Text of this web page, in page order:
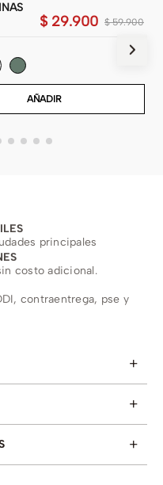
$ 59.900
$ 29.900
AÑADIR
principales
costo adicional.
contraentrega, pse y
+
+
+